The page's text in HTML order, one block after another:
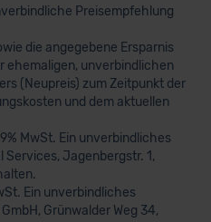
Preisempfehlung
die angegebene Ersparnis
ehemaligen, unverbindlichen
(Neupreis) zum Zeitpunkt der
und dem aktuellen
MwSt. Ein unverbindliches
Services, Jagenbergstr. 1,
Ein unverbindliches
Grünwalder Weg 34,